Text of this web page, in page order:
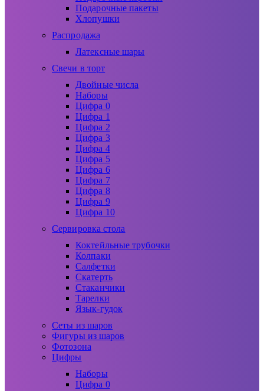
Подарочные пакеты
Хлопушки
Распродажа
Латексные шары
Свечи в торт
Двойные числа
Наборы
Цифра 0
Цифра 1
Цифра 2
Цифра 3
Цифра 4
Цифра 5
Цифра 6
Цифра 7
Цифра 8
Цифра 9
Цифра 10
Сервировка стола
Коктейльные трубочки
Колпаки
Салфетки
Скатерть
Стаканчики
Тарелки
Язык-гудок
Сеты из шаров
Фигуры из шаров
Фотозона
Цифры
Наборы
Цифра 0